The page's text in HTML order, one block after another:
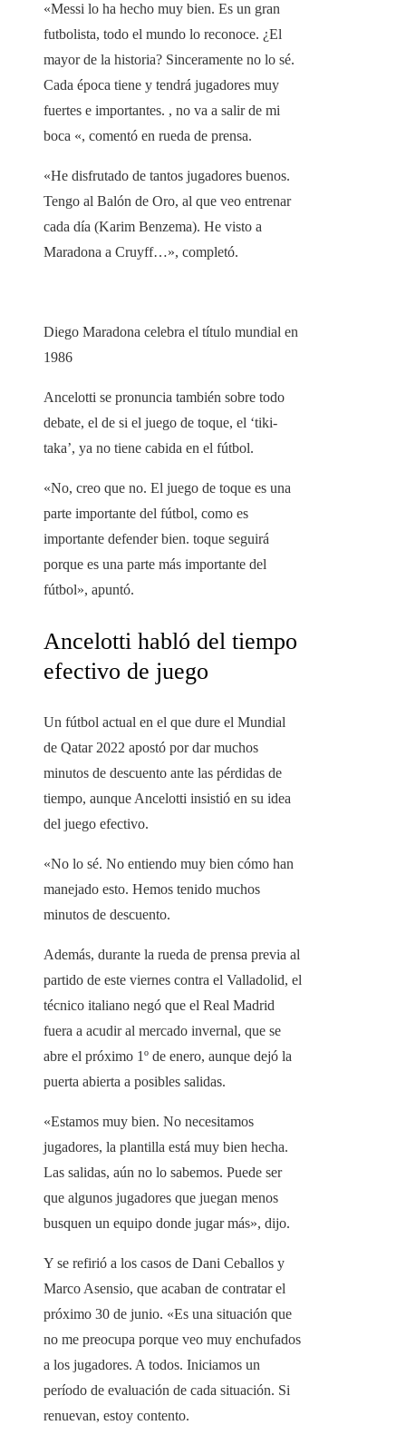
«Messi lo ha hecho muy bien. Es un gran
futbolista, todo el mundo lo reconoce. ¿El
mayor de la historia? Sinceramente no lo sé.
Cada época tiene y tendrá jugadores muy
fuertes e importantes. , no va a salir de mi
boca «, comentó en rueda de prensa.
«He disfrutado de tantos jugadores buenos.
Tengo al Balón de Oro, al que veo entrenar
cada día (Karim Benzema). He visto a
Maradona a Cruyff…», completó.
Diego Maradona celebra el título mundial en
1986
Ancelotti se pronuncia también sobre todo
debate, el de si el juego de toque, el ‘tiki-
taka’, ya no tiene cabida en el fútbol.
«No, creo que no. El juego de toque es una
parte importante del fútbol, ​​como es
importante defender bien. toque seguirá
porque es una parte más importante del
fútbol», apuntó.
Ancelotti habló del tiempo
efectivo de juego
Un fútbol actual en el que dure el Mundial
de Qatar 2022 apostó por dar muchos
minutos de descuento ante las pérdidas de
tiempo, aunque Ancelotti insistió en su idea
del juego efectivo.
«No lo sé. No entiendo muy bien cómo han
manejado esto. Hemos tenido muchos
minutos de descuento.
Además, durante la rueda de prensa previa al
partido de este viernes contra el Valladolid, el
técnico italiano negó que el Real Madrid
fuera a acudir al mercado invernal, que se
abre el próximo 1º de enero, aunque dejó la
puerta abierta a posibles salidas.
«Estamos muy bien. No necesitamos
jugadores, la plantilla está muy bien hecha.
Las salidas, aún no lo sabemos. Puede ser
que algunos jugadores que juegan menos
busquen un equipo donde jugar más», dijo.
Y se refirió a los casos de Dani Ceballos y
Marco Asensio, que acaban de contratar el
próximo 30 de junio. «Es una situación que
no me preocupa porque veo muy enchufados
a los jugadores. A todos. Iniciamos un
período de evaluación de cada situación. Si
renuevan, estoy contento.